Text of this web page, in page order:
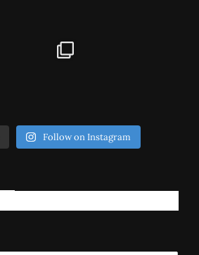
Follow on Instagram